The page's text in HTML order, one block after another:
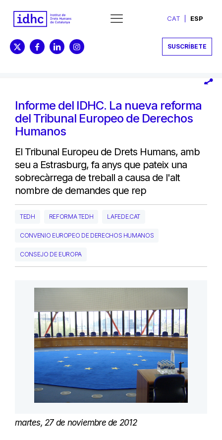
CAT ESP
SUSCRÍBETE
Informe del IDHC. La nueva reforma
del Tribunal Europeo de Derechos
Humanos
El Tribunal Europeu de Drets Humans, amb
seu a Estrasburg, fa anys que pateix una
sobrecàrrega de treball a causa de l'alt
nombre de demandes que rep
TEDH REFORMA TEDH LAFEDE.CAT
CONVENIO EUROPEO DE DERECHOS HUMANOS
CONSEJO DE EUROPA
martes, 27 de noviembre de 2012